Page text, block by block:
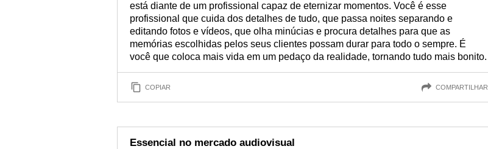
está diante de um profissional capaz de eternizar momentos. Você é esse
profissional que cuida dos detalhes de tudo, que passa noites separando e
editando fotos e vídeos, que olha minúcias e procura detalhes para que as
memórias escolhidas pelos seus clientes possam durar para todo o sempre. É
você que coloca mais vida em um pedaço da realidade, tornando tudo mais bonito.
COPIAR COMPARTILHAR
Essencial no mercado audiovisual